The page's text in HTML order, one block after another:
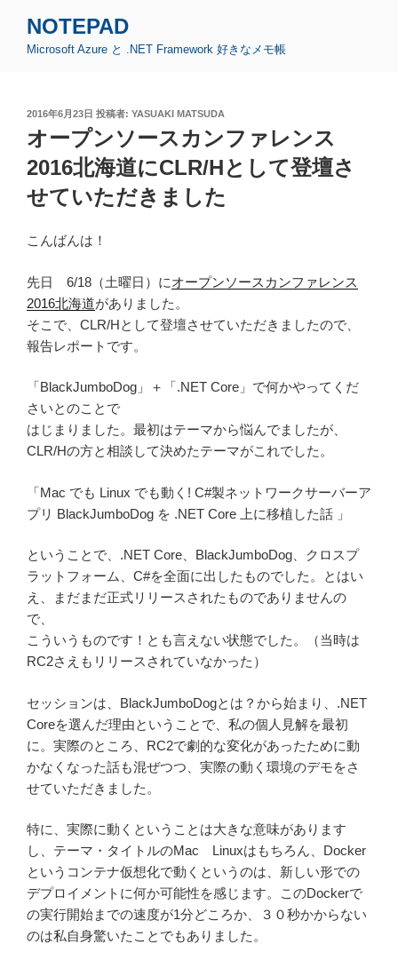
NOTEPAD
Microsoft Azure と .NET Framework 好きなメモ帳
投
日:
2016年6月23日 投稿者: YASUAKI MATSUDA
オープンソースカンファレンス
2016北海道にCLR/Hとして登壇さ
せていただきました
こんばんは！
先日 6/18（土曜日）にオープンソースカンファレンス
2016北海道がありました。
そこで、CLR/Hとして登壇させていただきましたので、
報告レポートです。
「BlackJumboDog」＋「.NET Core」で何かやってくだ
さいとのことで
はじまりました。最初はテーマから悩んでましたが、
CLR/Hの方と相談して決めたテーマがこれでした。
「Mac でも Linux でも動く! C#製ネットワークサーバーア
プリ BlackJumboDog を .NET Core 上に移植した話 」
ということで、.NET Core、BlackJumboDog、クロスプ
ラットフォーム、C#を全面に出したものでした。とはい
え、まだまだ正式リリースされたものでありませんの
で、
こういうものです！とも言えない状態でした。（当時は
RC2さえもリリースされていなかった）
セッションは、BlackJumboDogとは？から始まり、.NET
Coreを選んだ理由ということで、私の個人見解を最初
に。実際のところ、RC2で劇的な変化があったために動
かなくなった話も混ぜつつ、実際の動く環境のデモをさ
せていただきました。
特に、実際に動くということは大きな意味があります
し、テーマ・タイトルのMac Linuxはもちろん、Docker
というコンテナ仮想化で動くというのは、新しい形での
デプロイメントに何か可能性を感じます。このDockerで
の実行開始までの速度が1分どころか、３０秒かからない
のは私自身驚いたことでもありました。